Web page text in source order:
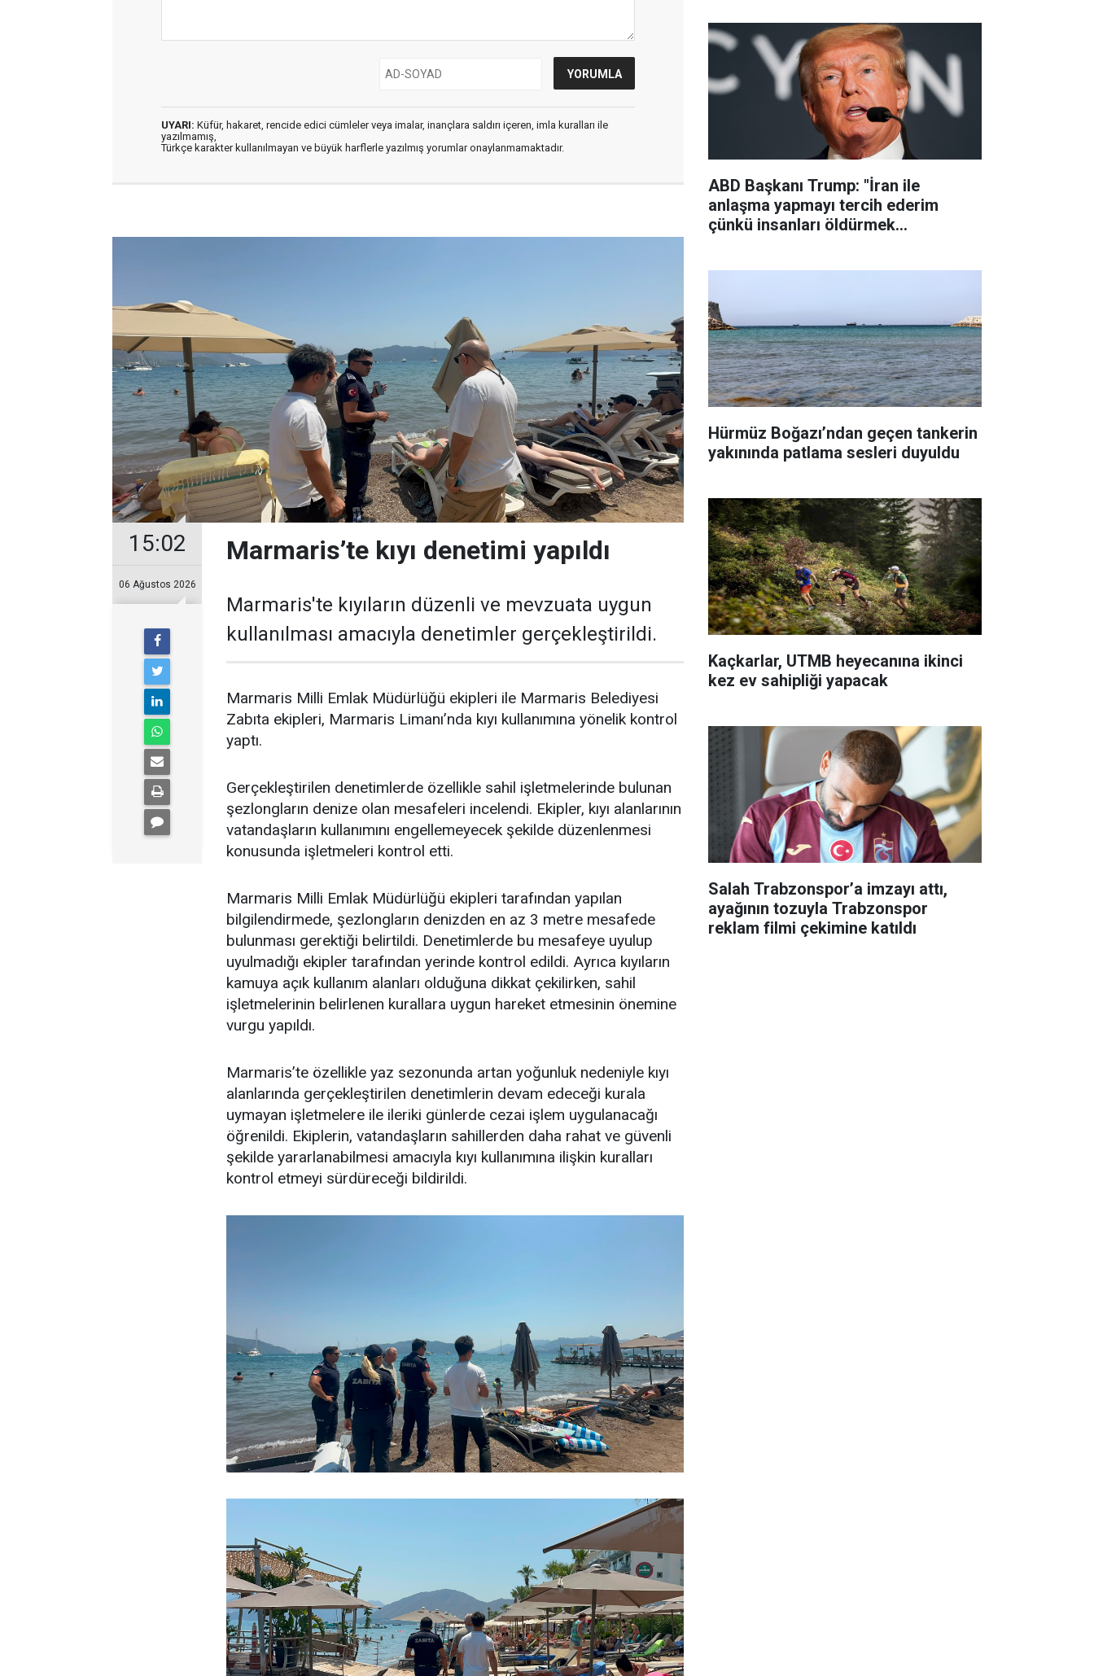
UYARI: Küfür, hakaret, rencide edici cümleler veya imalar, inançlara saldırı içeren, imla kuralları ile
yazılmamış,
Türkçe karakter kullanılmayan ve büyük harflerle yazılmış yorumlar onaylanmamaktadır.
15:02
06 Ağustos 2026
Marmaris’te kıyı denetimi yapıldı
Marmaris'te kıyıların düzenli ve mevzuata uygun
kullanılması amacıyla denetimler gerçekleştirildi.
Marmaris Milli Emlak Müdürlüğü ekipleri ile Marmaris Belediyesi
Zabıta ekipleri, Marmaris Limanı’nda kıyı kullanımına yönelik kontrol
yaptı.
Gerçekleştirilen denetimlerde özellikle sahil işletmelerinde bulunan
şezlongların denize olan mesafeleri incelendi. Ekipler, kıyı alanlarının
vatandaşların kullanımını engellemeyecek şekilde düzenlenmesi
konusunda işletmeleri kontrol etti.
Marmaris Milli Emlak Müdürlüğü ekipleri tarafından yapılan
bilgilendirmede, şezlongların denizden en az 3 metre mesafede
bulunması gerektiği belirtildi. Denetimlerde bu mesafeye uyulup
uyulmadığı ekipler tarafından yerinde kontrol edildi. Ayrıca kıyıların
kamuya açık kullanım alanları olduğuna dikkat çekilirken, sahil
işletmelerinin belirlenen kurallara uygun hareket etmesinin önemine
vurgu yapıldı.
Marmaris’te özellikle yaz sezonunda artan yoğunluk nedeniyle kıyı
alanlarında gerçekleştirilen denetimlerin devam edeceği kurala
uymayan işletmelere ile ileriki günlerde cezai işlem uygulanacağı
öğrenildi. Ekiplerin, vatandaşların sahillerden daha rahat ve güvenli
şekilde yararlanabilmesi amacıyla kıyı kullanımına ilişkin kuralları
kontrol etmeyi sürdüreceği bildirildi.
ABD Başkanı Trump: "İran ile
anlaşma yapmayı tercih ederim
çünkü insanları öldürmek
Hürmüz Boğazı’ndan geçen tankerin
yakınında patlama sesleri duyuldu
Kaçkarlar, UTMB heyecanına ikinci
kez ev sahipliği yapacak
Salah Trabzonspor’a imzayı attı,
ayağının tozuyla Trabzonspor
reklam filmi çekimine katıldı